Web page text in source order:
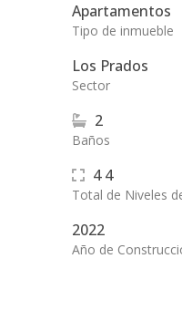
Apartamentos
Tipo de inmueble
Los Prados
Sector
2
Baños
4 4
Total de Niveles
2022
Año de